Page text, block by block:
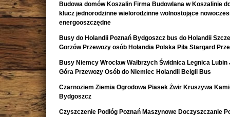
Budowa domów Koszalin Firma Budowlana w Koszalinie
klucz jednorodzinne wielorodzinne wolnostojące
energooszczędne
Busy do Holandii Poznań Bydgoszcz bus do Holandii
Gorzów Przewozy osób Holandia Polska Piła Stargard
Busy Niemcy Wrocław Wałbrzych Świdnica Legnica Lubin
Góra Przewozy Osób do Niemiec Holandii Belgii Bus
Czarnoziem Ziemia Ogrodowa Piasek Żwir Kruszywa
Bydgoszcz
Czyszczenie Podłóg Poznań Maszynowe Doczyszczanie